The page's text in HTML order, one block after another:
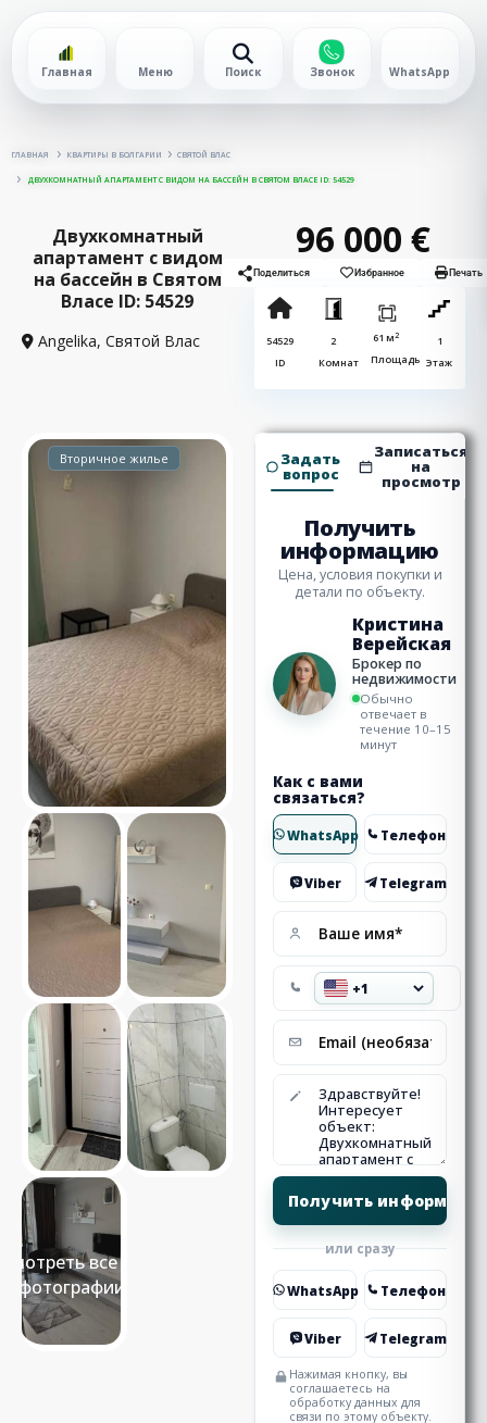
Главная Меню Поиск Звонок WhatsApp
ГЛАВНАЯ КВАРТИРЫ В БОЛГАРИИ СВЯТОЙ ВЛАС
ДВУХКОМНАТНЫЙ АПАРТАМЕНТ С ВИДОМ НА БАССЕЙН В СВЯТОМ ВЛАСЕ ID: 54529
Двухкомнатный
апартамент с видом
на бассейн в Святом
Власе ID: 54529
Angelika, Святой Влас
96 000 €
Поделиться Избранное Печать
54529
ID
2
Комнат
61 м2
Площадь
1
Этаж
Смотреть все 12
фотографии
Вторичное жилье Задать
вопрос
Записаться
на
просмотр
Получить
информацию
Цена, условия покупки и
детали по объекту.
Кристина
Верейская
Брокер по
недвижимости
Обычно
отвечает в
течение 10–15
минут
Как с вами
связаться?
WhatsApp Телефон
Viber Telegram
или сразу
WhatsApp Телефон
Viber Telegram
Нажимая кнопку, вы
соглашаетесь на
обработку данных для
связи по этому объекту.